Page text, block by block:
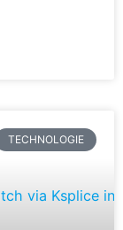
TECHNOLOGIE